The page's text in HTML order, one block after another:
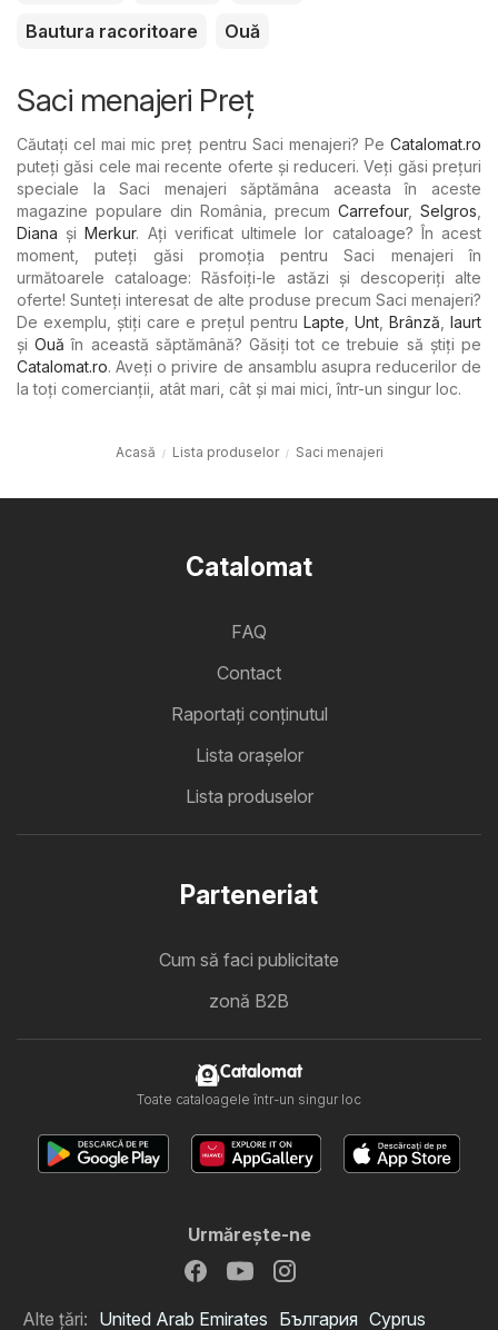
Bautura racoritoare
Ouă
Saci menajeri Preț
Căutați cel mai mic preț pentru Saci menajeri? Pe Catalomat.ro
puteți găsi cele mai recente oferte și reduceri. Veți găsi prețuri
speciale la Saci menajeri săptămâna aceasta în aceste
magazine populare din România, precum Carrefour, Selgros
Diana şiMerkur. Ați verificat ultimele lor cataloage? În acest
moment, puteți găsi promoția pentru Saci menajeri în
următoarele cataloage: Răsfoiți-le astăzi și descoperiți alte
oferte! Sunteți interesat de alte produse precum Saci menajeri?
De exemplu, știți care e prețul pentru Lapte Unt Brânză Iaurt
şiOuă în această săptămână? Găsiți tot ce trebuie să știți pe
Catalomat.ro. Aveți o privire de ansamblu asupra reducerilor de
la toți comercianții, atât mari, cât și mai mici, într-un singur loc.
Acasă Lista produselor Saci menajeri
Catalomat
FAQ
Contact
Raportați conținutul
Lista oraşelor
Lista produselor
Parteneriat
Cum să faci publicitate
zonă B2B
Catalomat
Toate cataloagele într-un singur loc
Urmăreşte-ne
Alte țări: United Arab Emirates България Cyprus